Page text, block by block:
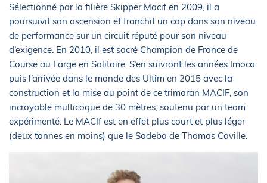
Sélectionné par la filière Skipper Macif en 2009, il a
poursuivit son ascension et franchit un cap dans son niveau
de performance sur un circuit réputé pour son niveau
d’exigence. En 2010, il est sacré Champion de France de
Course au Large en Solitaire. S’en suivront les années Imoca
puis l’arrivée dans le monde des Ultim en 2015 avec la
construction et la mise au point de ce trimaran MACIF, son
incroyable multicoque de 30 mètres, soutenu par un team
expérimenté. Le MACIf est en effet plus court et plus léger
(deux tonnes en moins) que le Sodebo de Thomas Coville.